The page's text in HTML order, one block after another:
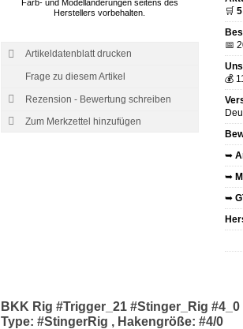
Farb- und Modelländerungen seitens des
Herstellers vorbehalten.
Artikeldatenblatt drucken
Frage zu diesem Artikel
Rezension - Bewertung schreiben
🛒 5
📅
💰
➥
➥
➥
BKK Rig #Trigger_21 #Stinger_Rig #4_0
Type: #StingerRig , Hakengröße: #4/0